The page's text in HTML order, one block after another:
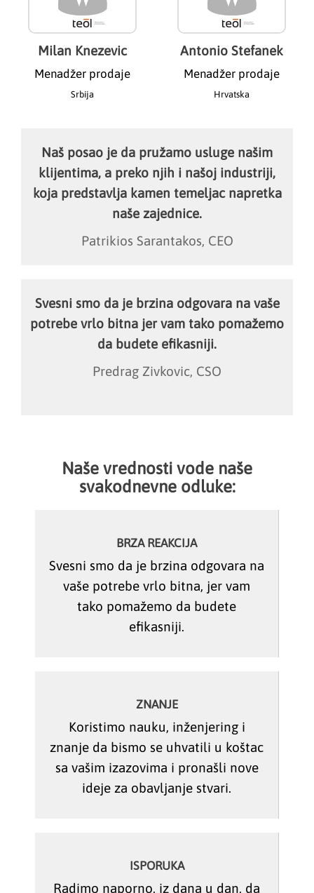
Milan Knezevic
Menadžer prodaje
Srbija
Antonio Stefanek
Menadžer prodaje
Hrvatska
Naš posao je da pružamo usluge našim
klijentima, a preko njih i našoj industriji,
koja predstavlja kamen temeljac napretka
naše zajednice.
Patrikios Sarantakos, CEO
Svesni smo da je brzina odgovara na vaše
potrebe vrlo bitna jer vam tako pomažemo
da budete efikasniji.
Predrag Zivkovic, CSO
Naše vrednosti vode naše
svakodnevne odluke:
BRZA REAKCIJA
Svesni smo da je brzina odgovara na
vaše potrebe vrlo bitna, jer vam
tako pomažemo da budete
efikasniji.
ZNANJE
Koristimo nauku, inženjering i
znanje da bismo se uhvatili u koštac
sa vašim izazovima i pronašli nove
ideje za obavljanje stvari.
ISPORUKA
Radimo naporno, iz dana u dan, da